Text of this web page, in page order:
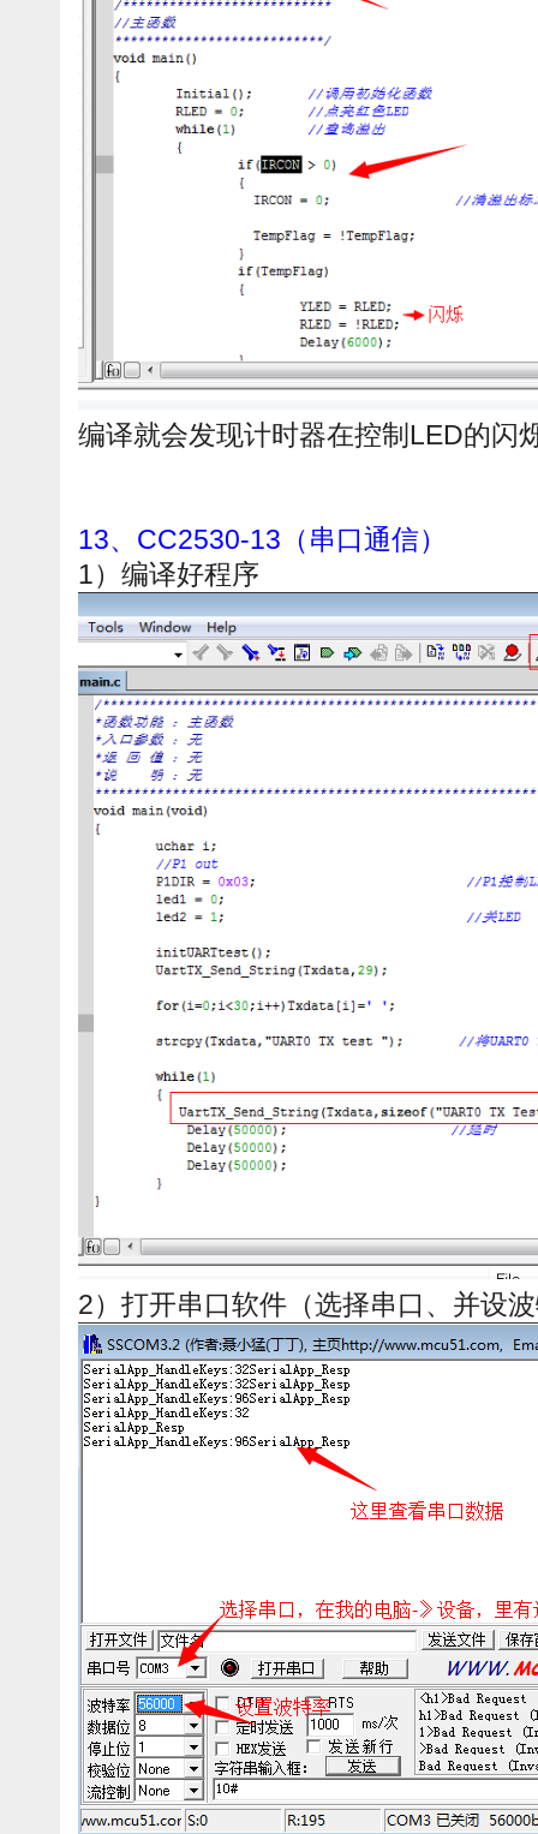
编译就会发现计时器在控制LED的闪
13、CC2530-13（串口通信）
1）编译好程序
2）打开串口软件（选择串口、并设